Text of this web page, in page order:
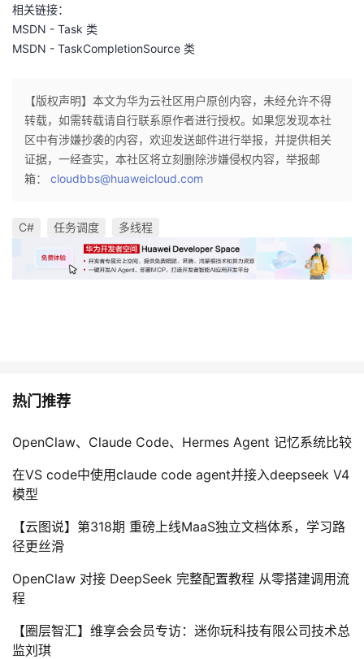
相关链接：
MSDN - Task 类
MSDN - TaskCompletionSource 类
【版权声明】本文为华为云社区用户原创内容，未经允许不得
转载，如需转载请自行联系原作者进行授权。如果您发现本社
区中有涉嫌抄袭的内容，欢迎发送邮件进行举报，并提供相关
证据，一经查实，本社区将立刻删除涉嫌侵权内容，举报邮
箱： cloudbbs@huaweicloud.com
C# 任务调度 多线程
热门推荐
OpenClaw、Claude Code、Hermes Agent 记忆系统比较
在VS code中使用claude code agent并接入deepseek V4
模型
【云图说】第318期 重磅上线MaaS独立文档体系，学习路
径更丝滑
OpenClaw 对接 DeepSeek 完整配置教程 从零搭建调用流
程
【圈层智汇】维享会会员专访：迷你玩科技有限公司技术总
监刘琪